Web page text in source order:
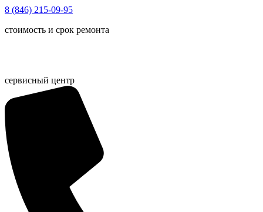
Перейти
содержимому
8 (846) 215-09-95
стоимость и срок ремонта
сервисный центр